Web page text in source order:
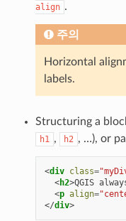
align .
주의
Horizontal
labels.
Structuring a
h1 , h2 , …), or
<div class=
<h2>QGIS
<p align=
</div>